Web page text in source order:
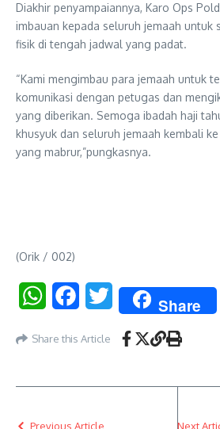
Diakhir penyampaiannya, Karo Ops
imbauan kepada seluruh jemaah untuk
fisik di tengah jadwal yang padat.
“Kami mengimbau para jemaah untuk
komunikasi dengan petugas dan
yang diberikan. Semoga ibadah haji
khusyuk dan seluruh jemaah kembali
yang mabrur,”pungkasnya.
(Orik / 002)
WhatsAppFacebookTwitter Share
Share this Article
Previous Article Next